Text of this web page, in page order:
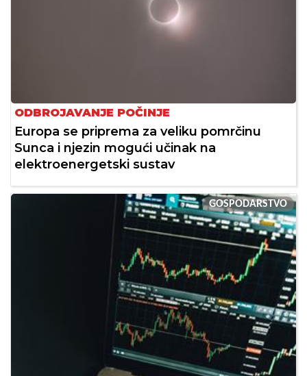
ODBROJAVANJE POČINJE
Europa se priprema za veliku pomrčinu
Sunca i njezin mogući učinak na
elektroenergetski sustav
GOSPODARSTVO